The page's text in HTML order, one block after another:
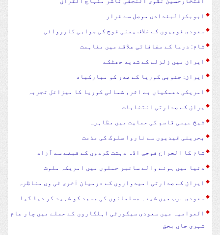
ابوبکرالبغدادی موصل سے فرار
سعودی فوجیوں کے خلاف یمنی فوج کی جوابی کارروائی
شام: درعا کے مضافاتی علاقے میں مفاہمت
ایران میں زلزلے کے شدید جھٹکے
ایران: جنوبی کوریا کے صدر کو مبارکباد
امریکی دھمکیاں بے اثر، شمالی کوریا کا میزائل تجربہ
یران کے صدارتی انتخابات
شیخ عیسی قاسم کی حمایت میں مظاہرہ
بحرینی قیدیوں سے ناروا سلوک کی مذمت
شام کا الجراح فوجی اڈہ دہشت گردوں کے قبضے سے آزاد
دنیا میں ہونے والے سائبر حملوں میں امریکہ ملوث
ایران کے صدارتی امیدواروں کے درمیان آخری ٹی وی مناظرہ
سعودی عرب میں شیعہ مسلمانوں کی مسجد کو شہید کر دیا گیا
العوامیہ میں سعودی سیکورٹی اہلکاروں کے حملے میں چار عام
شہری جاں بحق